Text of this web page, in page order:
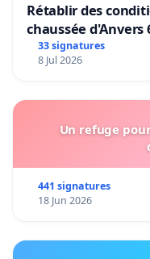
Rétablir des
chaussée d'Anvers
33 signatures
8 Jul 2026
Un refuge
441 signatures
18 Jun 2026